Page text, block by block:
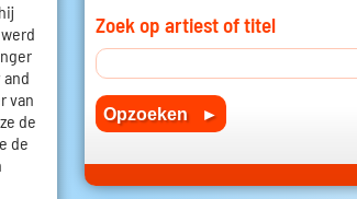
van
de
de
Zoek op artiest of titel